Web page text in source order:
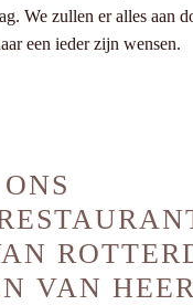
We zullen er alles aan
een ieder zijn wensen.
VAN